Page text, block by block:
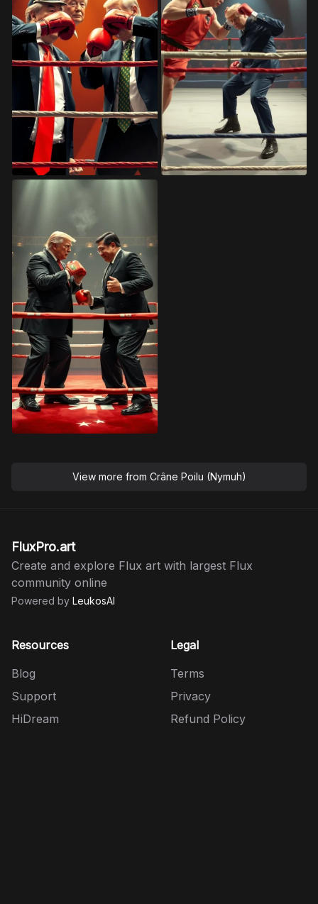
View more from Crâne Poilu (Nymuh)
FluxPro.art
Create and explore Flux art with largest Flux
community online
Powered by LeukosAI
Resources
Blog
Support
HiDream
Legal
Terms
Privacy
Refund Policy